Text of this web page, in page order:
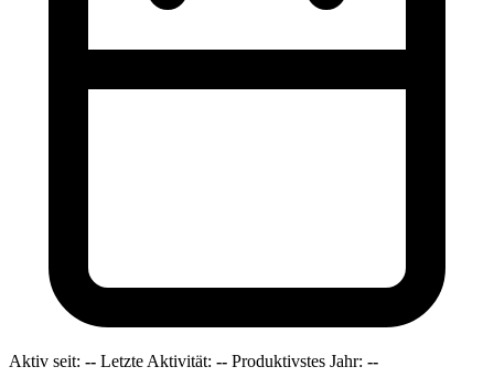
Aktiv seit: -- Letzte Aktivität: -- Produktivstes Jahr: --